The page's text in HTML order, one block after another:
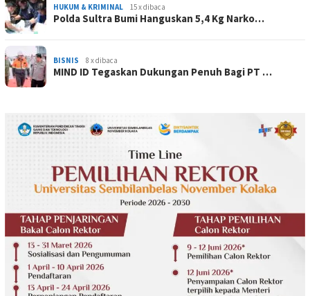
HUKUM & KRIMINAL 15 x dibaca
Polda Sultra Bumi Hanguskan 5,4 Kg Narko…
BISNIS 8 x dibaca
MIND ID Tegaskan Dukungan Penuh Bagi PT …